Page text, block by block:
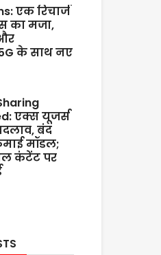
एक रिचार्ज
का मजा,
के साथ नए
एक्स यूजर्स
बंद
मॉडल;
कंटेंट पर